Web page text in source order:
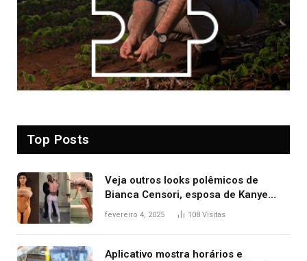
Top Posts
Veja outros looks polêmicos de
Bianca Censori, esposa de Kanye
West que apareceu nua no Grammy
fevereiro 4, 2025 108 Visitas
Aplicativo mostra horários e